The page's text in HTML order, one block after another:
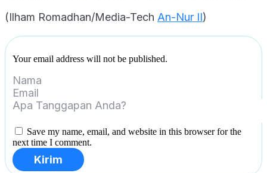
(Ilham Romadhan/Media-Tech An-Nur II)
Your email address will not be published.
Save my name, email, and website in this browser for the
next time I comment.
Kirim